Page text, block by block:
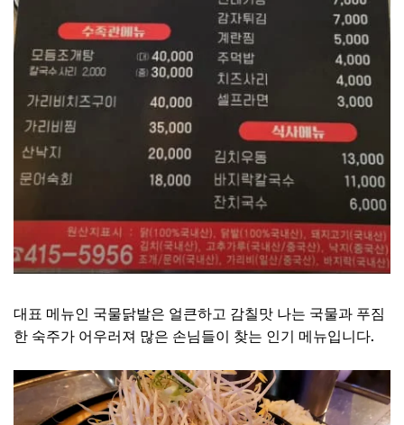
대표 메뉴인 국물닭발은 얼큰하고 감칠맛 나는 국물과 푸짐
한 숙주가 어우러져 많은 손님들이 찾는 인기 메뉴입니다.